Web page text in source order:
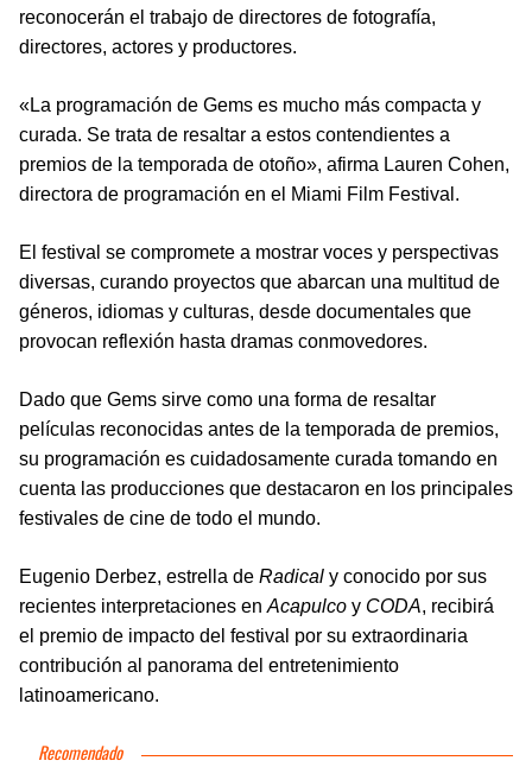
reconocerán el trabajo de directores de fotografía,
directores, actores y productores.
«La programación de Gems es mucho más compacta y
curada. Se trata de resaltar a estos contendientes a
premios de la temporada de otoño», afirma Lauren Cohen,
directora de programación en el Miami Film Festival.
El festival se compromete a mostrar voces y perspectivas
diversas, curando proyectos que abarcan una multitud de
géneros, idiomas y culturas, desde documentales que
provocan reflexión hasta dramas conmovedores.
Dado que Gems sirve como una forma de resaltar
películas reconocidas antes de la temporada de premios,
su programación es cuidadosamente curada tomando en
cuenta las producciones que destacaron en los principales
festivales de cine de todo el mundo.
Eugenio Derbez, estrella de Radical y conocido por sus
recientes interpretaciones en Acapulco y CODA, recibirá
el premio de impacto del festival por su extraordinaria
contribución al panorama del entretenimiento
latinoamericano.